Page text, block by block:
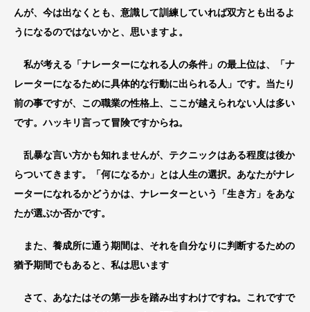
んが、今は出なくとも、意識して訓練していれば双方とも出るよ
うになるのではないかと、思いますよ。
私が考える「ナレーターになれる人の条件」の最上位は、「ナ
レーターになるために具体的な行動に出られる人」です。当たり
前の事ですが、この職業の性格上、ここが越えられない人は多い
です。ハッキリ言って冒険ですからね。
乱暴な言い方かも知れませんが、テクニックはある程度は後か
らついてきます。「何になるか」とは人生の選択。あなたがナレ
ーターになれるかどうかは、ナレーターという「生き方」をあな
たが選ぶか否かです。
また、養成所に通う期間は、それを自分なりに判断するための
猶予期間でもあると、私は思います
さて、あなたはその第一歩を踏み出すわけですね。これですで